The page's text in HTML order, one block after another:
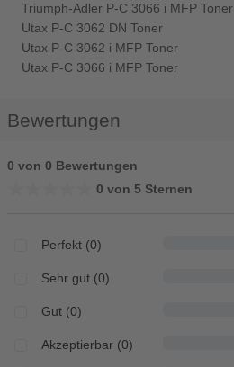
Triumph-Adler P-C 3066 i MFP Toner
Utax P-C 3062 DN Toner
Utax P-C 3062 i MFP Toner
Utax P-C 3066 i MFP Toner
Bewertungen
0 von 0 Bewertungen
0 von 5 Sternen
Perfekt (0)
Sehr gut (0)
Gut (0)
Akzeptierbar (0)